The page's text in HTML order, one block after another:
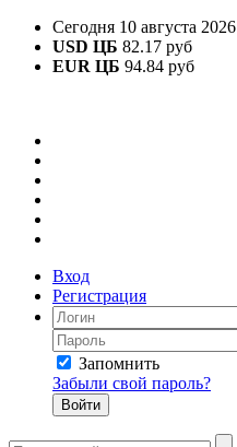
Сегодня 10 августа 2026
USD ЦБ 82.17 руб
EUR ЦБ 94.84 руб
Вход
Регистрация
Запомнить
Забыли свой пароль?